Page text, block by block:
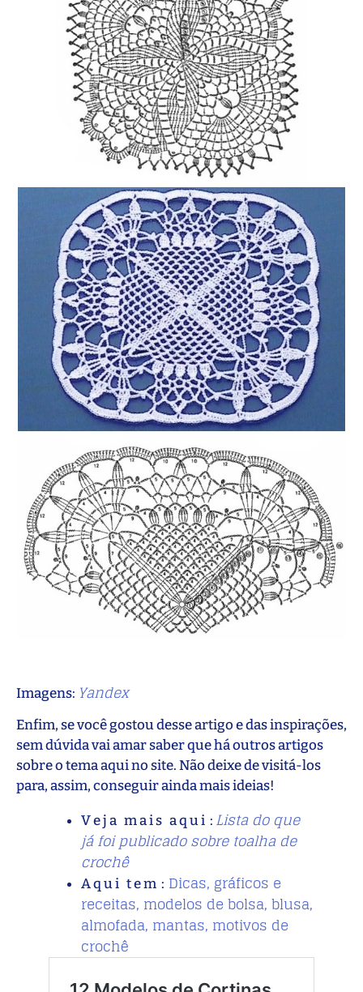
Imagens: Yandex
Enfim, se você gostou desse artigo e das inspirações,
sem dúvida vai amar saber que há outros artigos
sobre o tema aqui no site. Não deixe de visitá-los
para, assim, conseguir ainda mais ideias!
V e j a m a i s a q u i : Lista do que
já foi publicado sobre toalha de
crochê
A q u i t e m : Dicas, gráficos e
receitas, modelos de bolsa, blusa,
almofada, mantas, motivos de
crochê